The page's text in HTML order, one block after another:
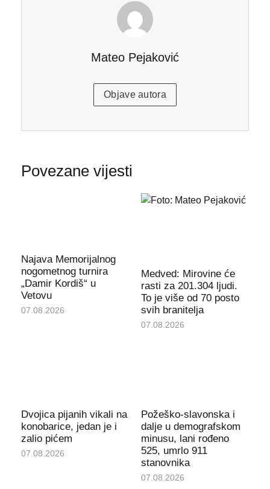
Mateo Pejaković
Objave autora
Povezane vijesti
Najava Memorijalnog
nogometnog turnira
„Damir Kordiš“ u
Vetovu
07.08.2026
Medved: Mirovine će
rasti za 201.304 ljudi.
To je više od 70 posto
svih branitelja
07.08.2026
Dvojica pijanih vikali na
konobarice, jedan je i
zalio pićem
07.08.2026
Požeško-slavonska i
dalje u demografskom
minusu, lani rođeno
525, umrlo 911
stanovnika
07.08.2026